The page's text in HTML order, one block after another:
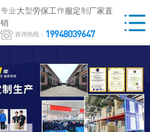
专业大型劳保工作服定制厂家直
销
咨询热线： 19948039647